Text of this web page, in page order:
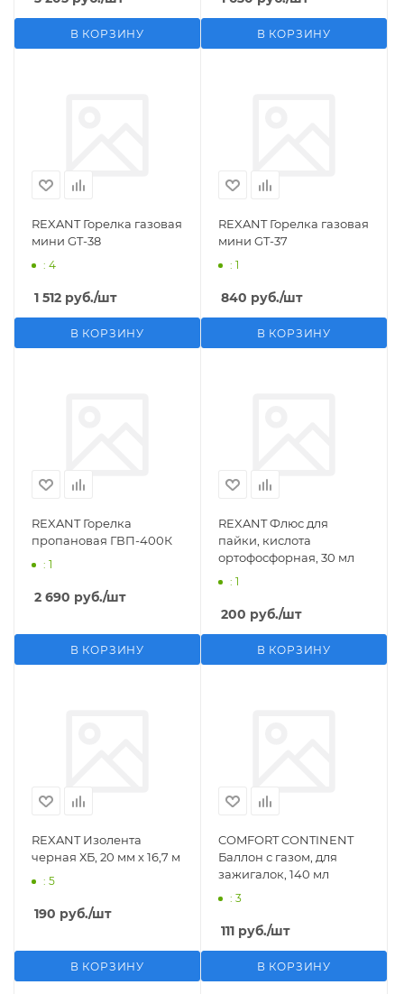
В КОРЗИНУ В КОРЗИНУ
REXANT Горелка газовая
мини GT-38
: 4
1 512 руб./шт
В КОРЗИНУ
REXANT Горелка газовая
мини GT-37
: 1
840 руб./шт
В КОРЗИНУ
REXANT Горелка
пропановая ГВП-400К
: 1
2 690 руб./шт
В КОРЗИНУ
REXANT Флюс для
пайки, кислота
ортофосфорная, 30 мл
: 1
200 руб./шт
В КОРЗИНУ
REXANT Изолента
черная ХБ, 20 мм х 16,7 м
: 5
190 руб./шт
В КОРЗИНУ
COMFORT CONTINENT
Баллон с газом, для
зажигалок, 140 мл
: 3
111 руб./шт
В КОРЗИНУ